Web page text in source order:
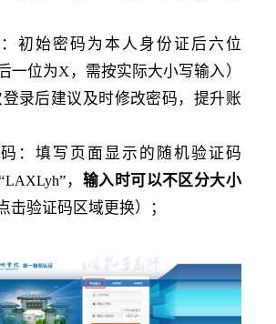
初始密码为本人身份证后六位
一位为X，需按实际大小写输入）
登录后建议及时修改密码，提升账
：填写页面显示的随机验证码
LAXLyh”， 输入时可以不区分大小
击验证码区域更换）；